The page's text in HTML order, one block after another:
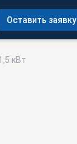
Оставить заявку
кВт